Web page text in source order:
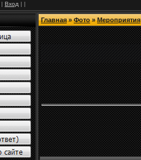
| Вход | |
Главная»Фото»Мероприятия